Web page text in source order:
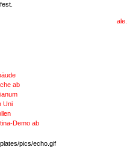
ale.
ab
Uni
Demo ab